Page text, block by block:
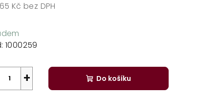
Kč bez DPH
1000259
+ Do košíku